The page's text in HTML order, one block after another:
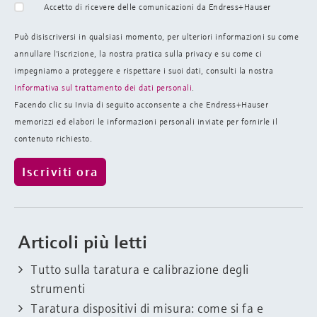
Accetto di ricevere delle comunicazioni da Endress+Hauser
Può disiscriversi in qualsiasi momento, per ulteriori informazioni su come
annullare l'iscrizione, la nostra pratica sulla privacy e su come ci
impegniamo a proteggere e rispettare i suoi dati, consulti la nostra
Informativa sul trattamento dei dati personali
Facendo clic su Invia di seguito acconsente a che Endress+Hauser
memorizzi ed elabori le informazioni personali inviate per fornirle il
contenuto richiesto.
Articoli più letti
Tutto sulla taratura e calibrazione degli
strumenti
Taratura dispositivi di misura: come si fa e